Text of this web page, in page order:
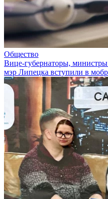
Общество
Вице-губернаторы, министры
мэр Липецка вступили в